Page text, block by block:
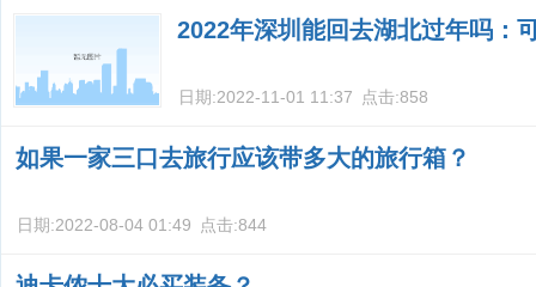
2022年深圳能回去湖北过年吗：
日期:2022-11-01 11:37 点击:858
如果一家三口去旅行应该带多大的旅行箱？
日期:2022-08-04 01:49 点击:844